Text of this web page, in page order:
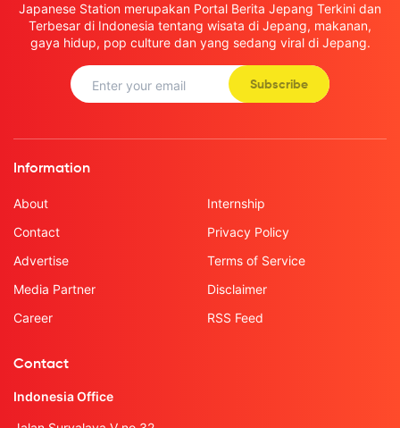
Japanese Station merupakan Portal Berita Jepang Terkini dan
Terbesar di Indonesia tentang wisata di Jepang, makanan,
gaya hidup, pop culture dan yang sedang viral di Jepang.
Subscribe
Information
About
Contact
Advertise
Media Partner
Career
Internship
Privacy Policy
Terms of Service
Disclaimer
RSS Feed
Contact
Indonesia Office